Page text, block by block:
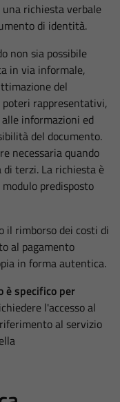
una richiesta verbale
di identità.
non sia possibile
in via informale,
del
rappresentativi,
informazioni ed
del documento.
necessaria quando
terzi. La richiesta è
predisposto
il rimborso dei costi di
al pagamento
in forma autentica.
è specifico per
l'accesso al
al servizio